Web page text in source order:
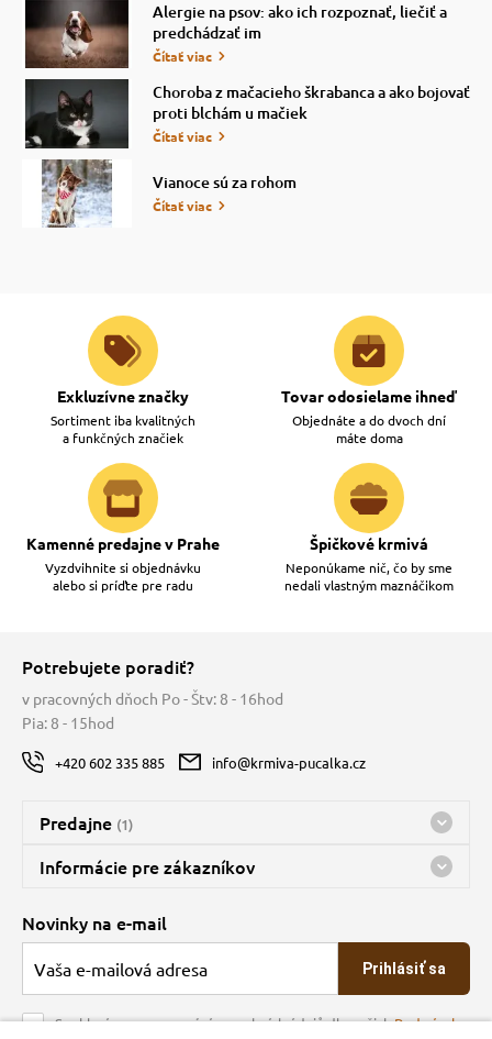
Alergie na psov: ako ich rozpoznať, liečiť a
predchádzať im
Čítať viac
Choroba z mačacieho škrabanca a ako bojovať
proti blchám u mačiek
Čítať viac
Vianoce sú za rohom
Čítať viac
Exkluzívne značky
Sortiment iba kvalitných
a funkčných značiek
Tovar odosielame ihneď
Objednáte a do dvoch dní
máte doma
Kamenné predajne v Prahe
Vyzdvihnite si objednávku
alebo si príďte pre radu
Špičkové krmivá
Neponúkame nič, čo by sme
nedali vlastným maznáčikom
Potrebujete poradiť?
v pracovných dňoch Po - Štv: 8 - 16hod
Pia: 8 - 15hod
+420 602 335 885 info@krmiva-pucalka.cz
Predajne (1)
Predajňa a sklad Kbely
Informácie pre zákazníkov
O spoločnosti
Veľkoobchod
Obchodné podmienky
Novinky na e-mail
Prihlásiť sa
Souhlasím se zpracováním osobních údajů dle našichPodmínek